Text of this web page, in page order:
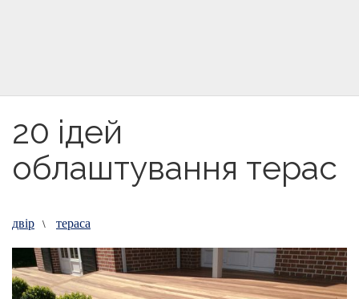
20 ідей
облаштування терас
двір \ тераса